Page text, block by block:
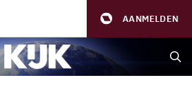
AANMELDEN